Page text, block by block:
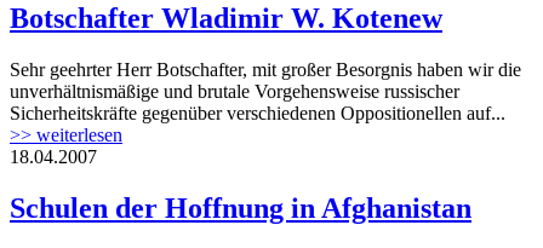
Botschafter Wladimir W. Kotenew
Sehr geehrter Herr Botschafter, mit großer Besorgnis haben wir die
unverhältnismäßige und brutale Vorgehensweise russischer
Sicherheitskräfte gegenüber verschiedenen Oppositionellen auf...
>> weiterlesen
18.04.2007
Schulen der Hoffnung in Afghanistan